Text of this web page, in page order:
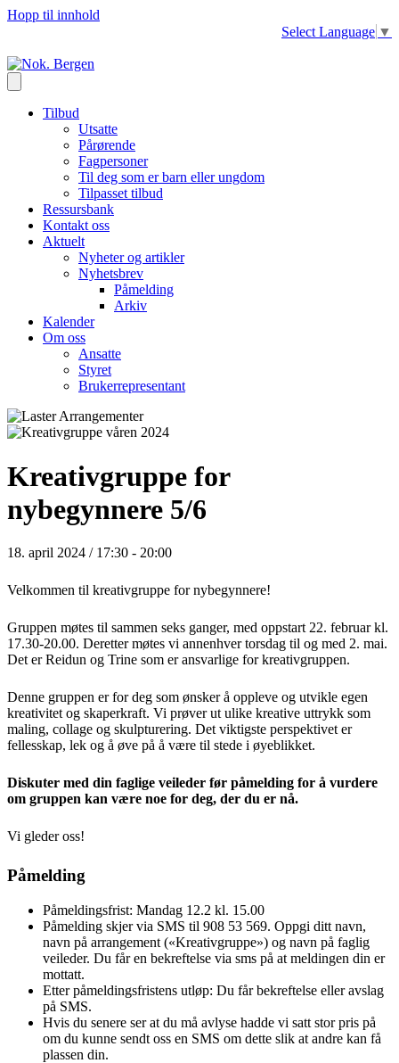
Hopp til innhold
Select Language ▼
Tilbud
Utsatte
Pårørende
Fagpersoner
Til deg som er barn eller ungdom
Tilpasset tilbud
Ressursbank
Kontakt oss
Aktuelt
Nyheter og artikler
Nyhetsbrev
Påmelding
Arkiv
Kalender
Om oss
Ansatte
Styret
Brukerrepresentant
Kreativgruppe for
nybegynnere 5/6
18. april 2024 / 17:30 - 20:00
Velkommen til kreativgruppe for nybegynnere!
Gruppen møtes til sammen seks ganger, med oppstart 22. februar kl.
17.30-20.00. Deretter møtes vi annenhver torsdag til og med 2. mai.
Det er Reidun og Trine som er ansvarlige for kreativgruppen.
Denne gruppen er for deg som ønsker å oppleve og utvikle egen
kreativitet og skaperkraft. Vi prøver ut ulike kreative uttrykk som
maling, collage og skulpturering. Det viktigste perspektivet er
fellesskap, lek og å øve på å være til stede i øyeblikket.
Diskuter med din faglige veileder før påmelding for å vurdere
om gruppen kan være noe for deg, der du er nå.
Vi gleder oss!
Påmelding
Påmeldingsfrist: Mandag 12.2 kl. 15.00
Påmelding skjer via SMS til 908 53 569. Oppgi ditt navn,
navn på arrangement («Kreativgruppe») og navn på faglig
veileder. Du får en bekreftelse via sms på at meldingen din er
mottatt.
Etter påmeldingsfristens utløp: Du får bekreftelse eller avslag
på SMS.
Hvis du senere ser at du må avlyse hadde vi satt stor pris på
om du kunne sendt oss en SMS om dette slik at andre kan få
plassen din.